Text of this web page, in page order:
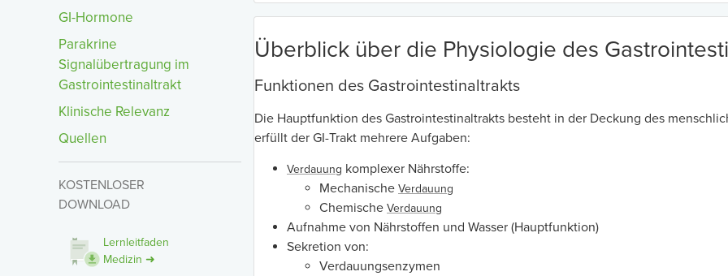
GI-Hormone
Parakrine
Signalübertragung im
Gastrointestinaltrakt
Klinische Relevanz
Quellen
KOSTENLOSER
DOWNLOAD
Lernleitfaden
Medizin ➜
Überblick über die Physiologie des
Funktionen des Gastrointestinaltrakts
Die Hauptfunktion des Gastrointestinaltrakts besteht in der Deckung des
erfüllt der GI-Trakt mehrere Aufgaben:
Verdauung komplexer Nährstoffe:
Mechanische Verdauung
Chemische Verdauung
Aufnahme von Nährstoffen und Wasser (Hauptfunktion)
Sekretion von:
Verdauungsenzymen